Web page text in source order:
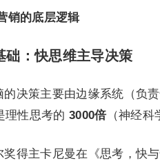
销的底层逻辑
础：快思维主导决策
的决策主要由边缘系统（负
理性思考的 3000倍（神经科
奖得主卡尼曼在《思考，快